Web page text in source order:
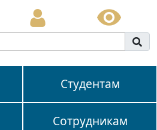
Студентам
Сотрудникам